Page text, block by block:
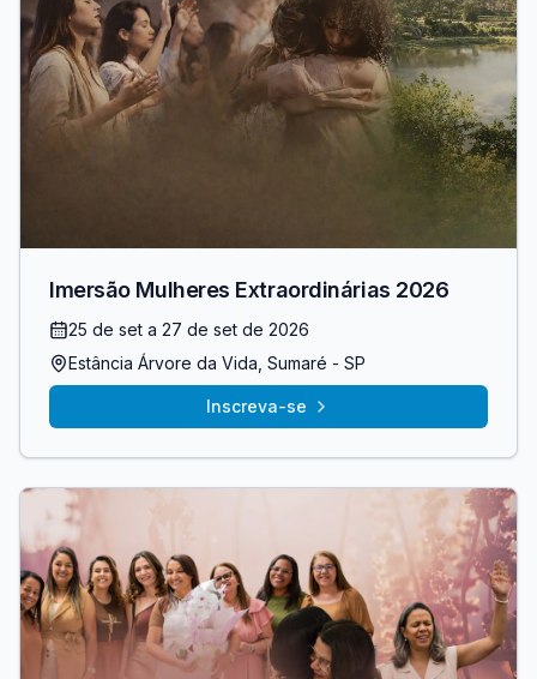
Imersão Mulheres Extraordinárias 2026
25 de set a 27 de set de 2026
Estância Árvore da Vida , Sumaré - SP
Inscreva-se